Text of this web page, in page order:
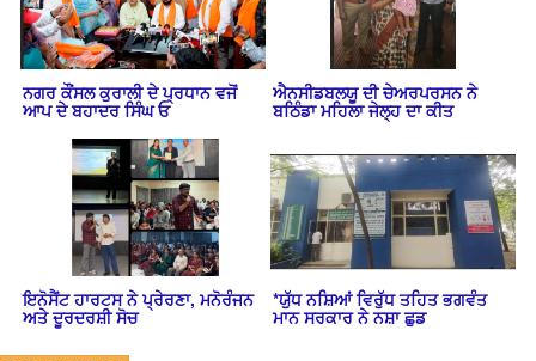
ਨਗਰ ਕੌਂਸਲ ਕੁਰਾਲੀ ਦੇ ਪ੍ਰਧਾਨ ਵਜੋਂ
ਆਪ ਦੇ ਬਹਾਦਰ ਸਿੰਘ ਓ
ਐਨਸੀਡਬਲਯੂ ਦੀ ਚੇਅਰਪਰਸਨ ਨੇ
ਬਠਿੰਡਾ ਮਹਿਲਾ ਜੇਲ੍ਹ ਦਾ ਕੀਤ
ਇਨੋਸੈਂਟ ਹਾਰਟਸ ਨੇ ਪ੍ਰੇਰਣਾ, ਮਨੋਰੰਜਨ
ਅਤੇ ਦੂਰਦਰਸ਼ੀ ਸੋਚ
*ਯੁੱਧ ਨਸ਼ਿਆਂ ਵਿਰੁੱਧ ਤਹਿਤ ਭਗਵੰਤ
ਮਾਨ ਸਰਕਾਰ ਨੇ ਨਸ਼ਾ ਛੁਡ